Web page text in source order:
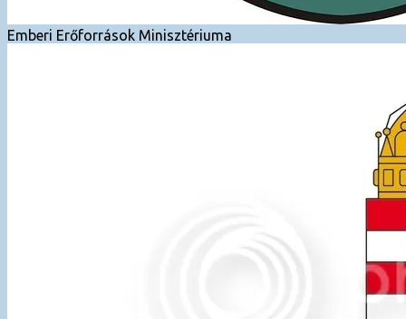
Emberi Erőforrások Minisztériuma